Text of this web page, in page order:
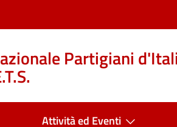
Partigiani
Attività ed Eventi